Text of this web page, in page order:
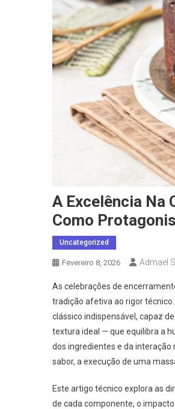
A Excelência Na
Como
Uncategorized
Fevereiro 8, 2026 Admael
As celebrações de
tradição afetiva ao rigor
clássico indispensável, capaz
textura ideal — que equilibra a
dos ingredientes e da interação
sabor, a execução de uma
Este artigo técnico explora as
de cada componente, o